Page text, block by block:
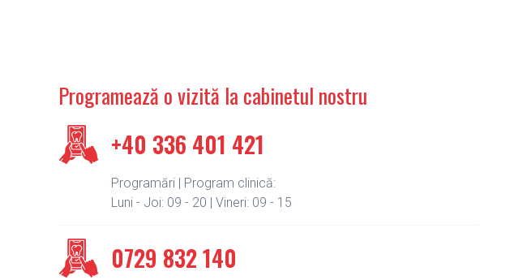
Programează o vizită la cabinetul nostru
+40 336 401 421
Programări | Program clinică:
Luni - Joi: 09 - 20 | Vineri: 09 - 15
0729 832 140